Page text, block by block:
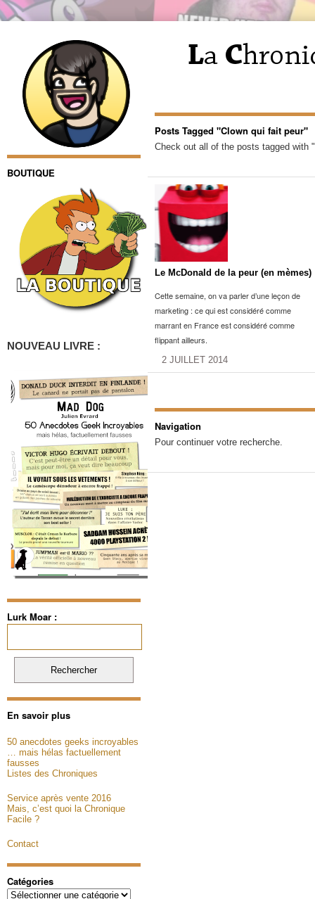
BOUTIQUE
NOUVEAU LIVRE :
Lurk Moar :
En savoir plus
50 anecdotes geeks incroyables
… mais hélas factuellement
fausses
Listes des Chroniques
Service après vente 2016
Mais, c’est quoi la Chronique
Facile ?
Contact
Catégories
Catégories
Posts Tagged "Clown qui fait peur"
Check out all of the posts tagged with
Le McDonald de la peur (en mèmes)
Cette semaine, on va parler d’une leçon de
marketing : ce qui est considéré comme
marrant en France est considéré comme
flippant ailleurs.
2 JUILLET 2014
Navigation
Pour continuer votre recherche.